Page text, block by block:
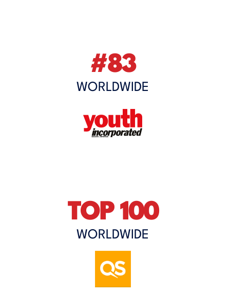
#83
WORLDWIDE
TOP 100
WORLDWIDE